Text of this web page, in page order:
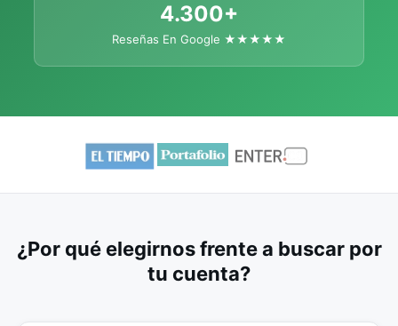
4.300+
Reseñas En Google ★★★★★
¿Por qué elegirnos frente a buscar por
tu cuenta?